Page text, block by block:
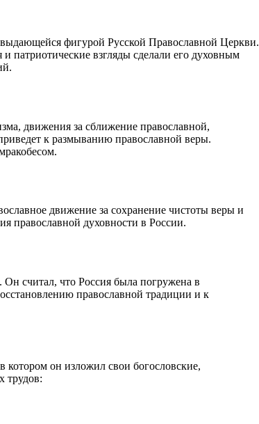
фигурой Русской Православной Церкви.
патриотические взгляды сделали его духовным
движения за сближение православной,
к размыванию православной веры.
движение за сохранение чистоты веры и
православной духовности в России.
считал, что Россия была погружена в
православной традиции и к
котором он изложил свои богословские,
трудов: